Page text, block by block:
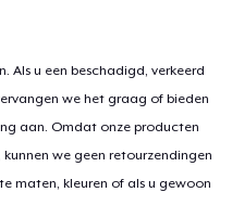
Als u een beschadigd, verkeerd
we het graag of bieden
aan. Omdat onze producten
we geen retourzendingen
maten, kleuren of als u gewoon